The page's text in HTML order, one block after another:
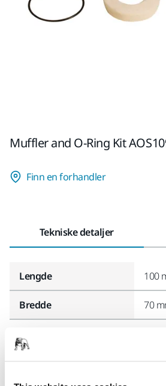
Muffler and O-Ring Kit
Finn en forhandler
Tekniske detaljer
Lengde 100
Bredde 70